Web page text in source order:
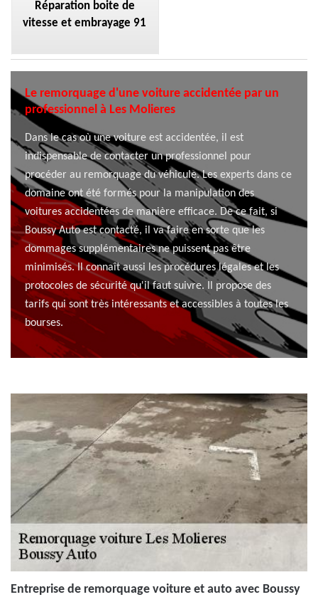
Réparation boite de
vitesse et embrayage 91
Le remorquage d'une voiture accidentée par un
professionnel à Les Molieres
Dans le cas où une voiture est accidentée, il est
indispensable de contacter un professionnel pour
procéder au remorquage du véhicule. Les experts dans ce
domaine ont été formés pour la manipulation des
voitures accidentées de manière efficace. De ce fait, si
Boussy Auto est contacté, il va faire en sorte que les
dommages supplémentaires ne puissent pas être
minimisés. Il connaît aussi les procédures légales et les
protocoles de sécurité qu'il faut suivre. Il propose des
tarifs qui sont très intéressants et accessibles à toutes les
bourses.
Entreprise de remorquage voiture et auto avec Boussy